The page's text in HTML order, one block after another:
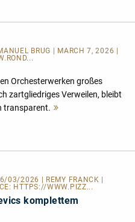
BRUG | MARCH 7, 2026 |
Orchesterwerken großes
zartgliedriges Verweilen, bleibt
transparent.
03/2026 | REMY FRANCK |
HTTPS://WWW.PIZZ...
komplettem